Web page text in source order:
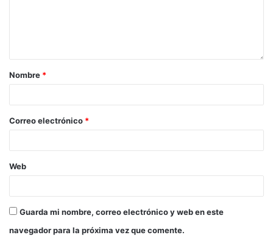
Nombre *
Correo electrónico *
Web
Guarda mi nombre, correo electrónico y web en este
navegador para la próxima vez que comente.